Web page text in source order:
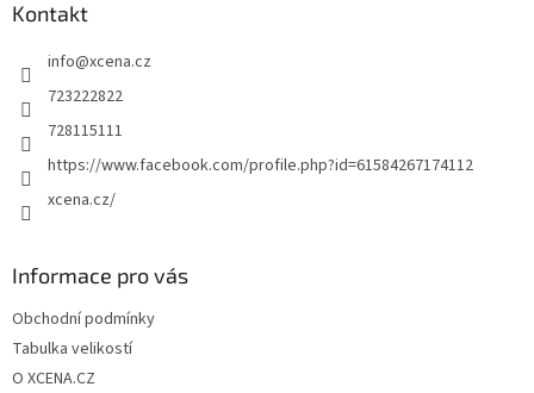
Kontakt
info@xcena.cz
723222822
728115111
https://www.facebook.com/profile.php?id=61584267174112
xcena.cz/
Informace pro vás
Obchodní podmínky
Tabulka velikostí
O XCENA.CZ